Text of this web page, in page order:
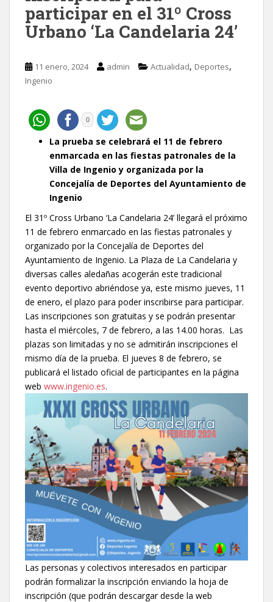
participar en el 31º Cross
Urbano ‘La Candelaria 24’
11 enero, 2024 admin Actualidad, Deportes,
Ingenio
0
La prueba se celebrará el 11 de febrero
enmarcada en las fiestas patronales de la
Villa de Ingenio y organizada por la
Concejalía de Deportes del Ayuntamiento de
Ingenio
El 31º Cross Urbano ‘La Candelaria 24’ llegará el próximo
11 de febrero enmarcado en las fiestas patronales y
organizado por la Concejalía de Deportes del
Ayuntamiento de Ingenio. La Plaza de La Candelaria y
diversas calles aledañas acogerán este tradicional
evento deportivo abriéndose ya, este mismo jueves, 11
de enero, el plazo para poder inscribirse para participar.
Las inscripciones son gratuitas y se podrán presentar
hasta el miércoles, 7 de febrero, a las 14.00 horas. Las
plazas son limitadas y no se admitirán inscripciones el
mismo día de la prueba. El jueves 8 de febrero, se
publicará el listado oficial de participantes en la página
web www.ingenio.es.
Las personas y colectivos interesados en participar
podrán formalizar la inscripción enviando la hoja de
inscripción (que podrán descargar desde la web